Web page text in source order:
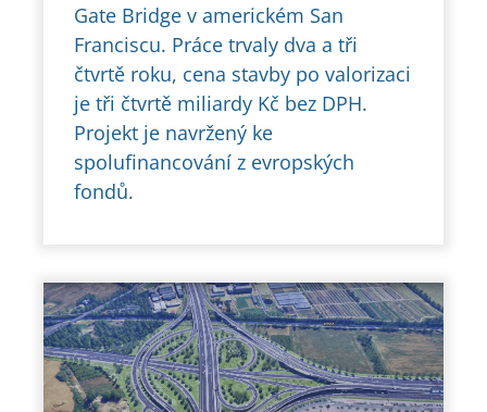
Gate Bridge v americkém San
Franciscu. Práce trvaly dva a tři
čtvrtě roku, cena stavby po valorizaci
je tři čtvrtě miliardy Kč bez DPH.
Projekt je navržený ke
spolufinancování z evropských
fondů.